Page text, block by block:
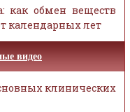
как обмен веществ
календарных лет
видео
клинических